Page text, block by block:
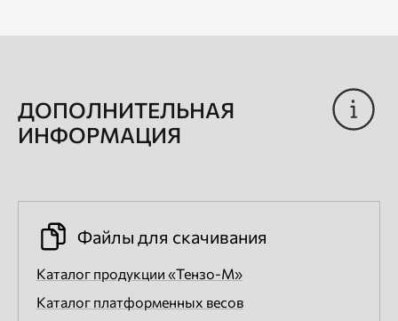
ДОПОЛНИТЕЛЬНАЯ
ИНФОРМАЦИЯ
Файлы для скачивания
Каталог продукции «Тензо-М»
Каталог платформенных весов